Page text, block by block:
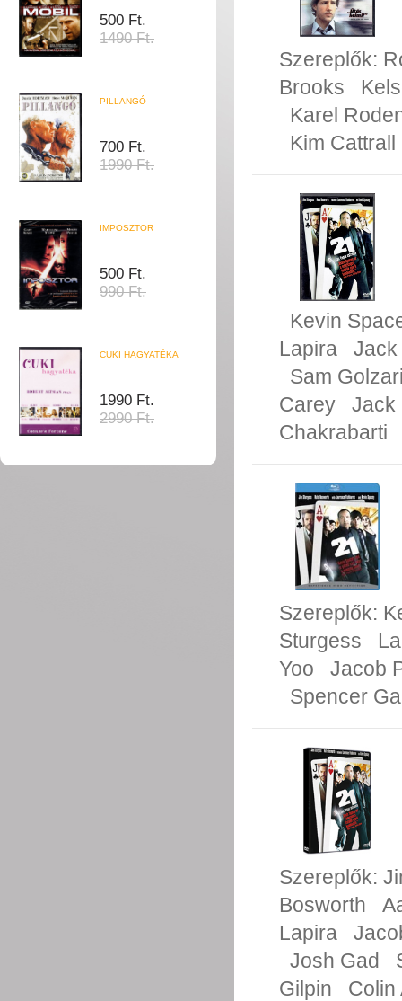
500 Ft.
1490 Ft.
PILLANGÓ
700 Ft.
1990 Ft.
IMPOSZTOR
500 Ft.
990 Ft.
CUKI HAGYATÉKA
1990 Ft.
2990 Ft.
Szereplők:
Brooks
Karel
Kim Cattrall
Kevin
Lapira
Jack
Sam
Carey
Jack
Chakrabarti
Szereplők:
Sturgess
Yoo
Jacob
Spencer
Szereplők:
Bosworth
Lapira
Josh Gad
Gilpin
Colin